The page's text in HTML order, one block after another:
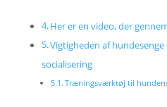
Her er en video, der
Vigtigheden af
socialisering
Træningsværktøj til